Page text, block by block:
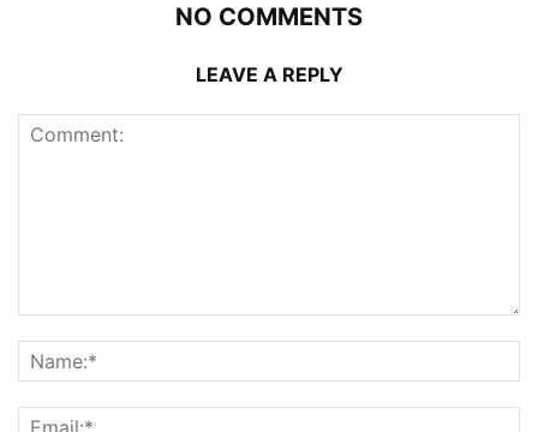
NO COMMENTS
LEAVE A REPLY